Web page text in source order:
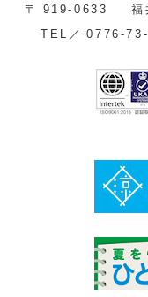
〒
919-0633 福
TEL／
0776-